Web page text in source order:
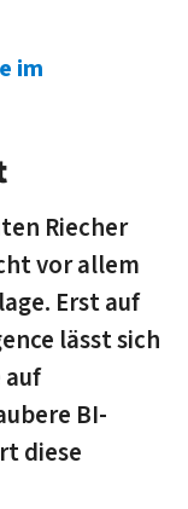
im
Riecher
vor allem
Erst auf
lässt sich
BI-
diese